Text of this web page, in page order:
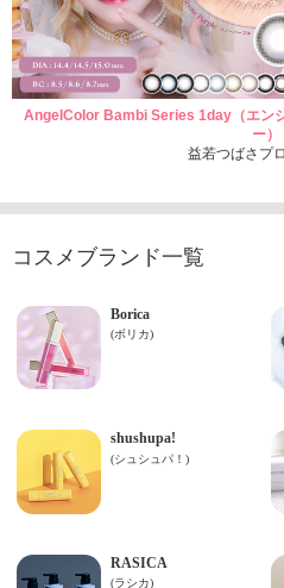
AngelColor Bambi Series 1day（エン
ー）
益若つばさプ
コスメブランド一覧